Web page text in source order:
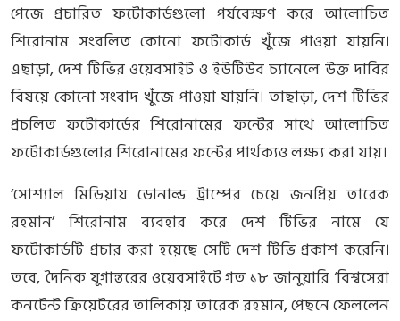
পেজে প্রচারিত ফটোকার্ডগুলো পর্যবেক্ষণ করে আলোচিত
শিরোনাম সংবলিত কোনো ফটোকার্ড খুঁজে পাওয়া যায়নি।
এছাড়া, দেশ টিভির ওয়েবসাইট ও ইউটিউব চ্যানেলে উক্ত দাবির
বিষয়ে কোনো সংবাদ খুঁজে পাওয়া যায়নি। তাছাড়া, দেশ টিভির
প্রচলিত ফটোকার্ডের শিরোনামের ফন্টের সাথে আলোচিত
ফটোকার্ডগুলোর শিরোনামের ফন্টের পার্থক্যও লক্ষ্য করা যায়।
‘সোশ্যাল মিডিয়ায় ডোনাল্ড ট্রাম্পের চেয়ে জনপ্রিয় তারেক
রহমান’ শিরোনাম ব্যবহার করে দেশ টিভির নামে যে
ফটোকার্ডটি প্রচার করা হয়েছে সেটি দেশ টিভি প্রকাশ করেনি।
তবে, দৈনিক যুগান্তরের ওয়েবসাইটে গত ১৮ জানুয়ারি ‘বিশ্বসেরা
কনটেন্ট ক্রিয়েটরের তালিকায় তারেক রহমান, পেছনে ফেললেন